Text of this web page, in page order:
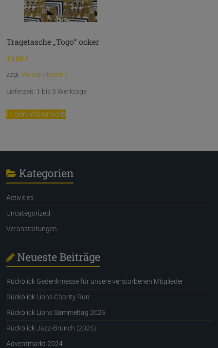
Tragetasche „Togo“ ocker
10,00€
zzgl.Versandkosten
Lieferzeit: 1 bis 3 Werktage
In den Warenkorb
Kategorien
Activities
Uncategorized
Veranstaltungen
Neueste Beiträge
Rückblick Gedenkmesse für unsere verstorbenen Mitglieder
Rückblick Lions Charity Run
Rückblick Lions Sammeltag 2025
Rückblick Jazz-Brunch (2025)
Adventmarkt 2024